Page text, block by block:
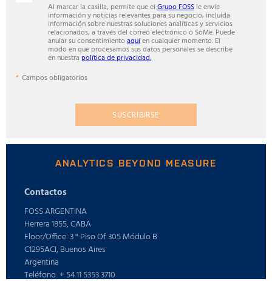
Al marcar la casilla, permite que el Grupo FOSS le envíe
información y noticias relevantes para su negocio, incluida
información sobre nuestras soluciones analíticas y servicios
relacionados, a través del correo electrónico o SoMe. Puede
anular su consentimiento aquíen cualquier momento. El
modo en que procesamos sus datos personales se describe
en nuestra política de privacidad.
Campos obligatorios
SUSCRIBIRSE
ANALYTICS BEYOND MEASURE
Contactos
FOSS ARGENTINA
Herrera 1855, CABA
Floor/Office: 3 ° Piso Of 305 Módulo B
C1295ACI, Buenos Aires
Argentina
Teléfono: + 54 11 5353 3710